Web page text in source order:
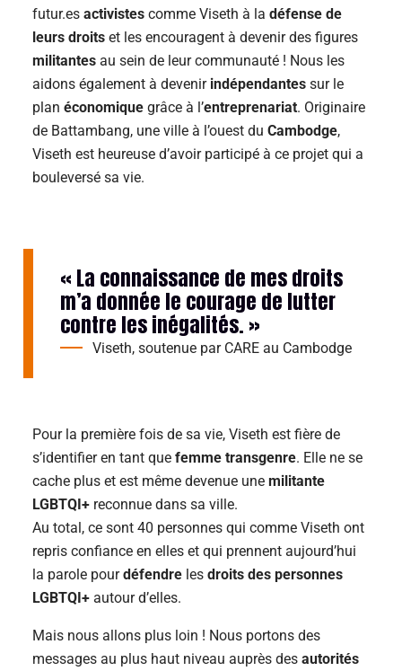
futur.es activistes comme Viseth à la défense de
leurs droits et les encouragent à devenir des figures
militantes au sein de leur communauté ! Nous les
aidons également à devenir indépendantes sur le
plan économique grâce à l’entreprenariat. Originaire
de Battambang, une ville à l’ouest du Cambodge,
Viseth est heureuse d’avoir participé à ce projet qui a
bouleversé sa vie.
« La connaissance de mes droits
m’a donnée le courage de lutter
contre les inégalités. »
Viseth, soutenue par CARE au Cambodge
Pour la première fois de sa vie, Viseth est fière de
s’identifier en tant que femme transgenre. Elle ne se
cache plus et est même devenue une militante
LGBTQI+ reconnue dans sa ville.
Au total, ce sont 40 personnes qui comme Viseth ont
repris confiance en elles et qui prennent aujourd’hui
la parole pourdéfendre les droits des personnes
LGBTQI+ autour d’elles.
Mais nous allons plus loin ! Nous portons des
messages au plus haut niveau auprès des autorités